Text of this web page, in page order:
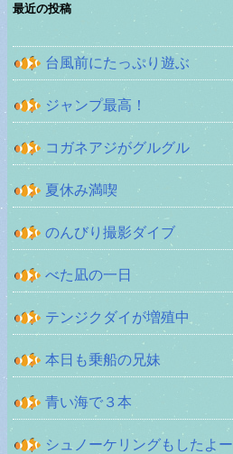
最近の投稿
台風前にたっぷり遊ぶ
ジャンプ最高！
コガネアジがグルグル
夏休み満喫
のんびり撮影ダイブ
べた凪の一日
テンジクダイが増殖中
本日も乗船の兄妹
青い海で３本
シュノーケリングもしたよー